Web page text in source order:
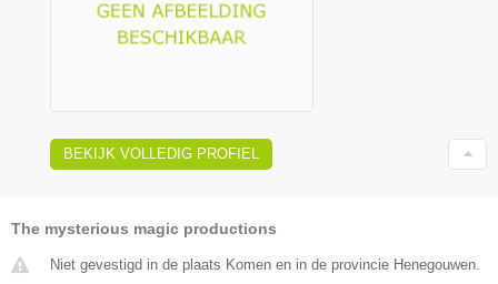
BEKIJK VOLLEDIG PROFIEL
The mysterious magic productions
Niet gevestigd in de plaats Komen en in de provincie Henegouwen.